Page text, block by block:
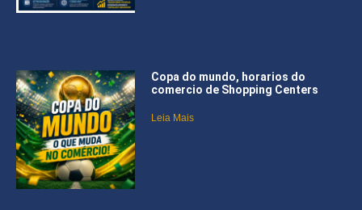
Copa do mundo, horarios do
comercio de Shopping Centers
Leia Mais